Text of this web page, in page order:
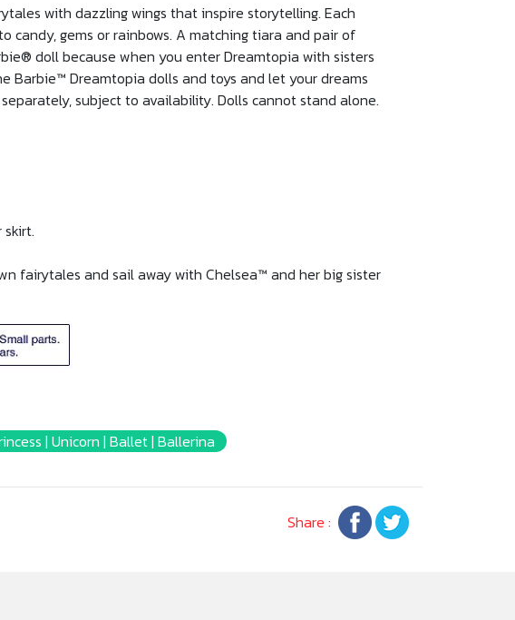
with dazzling wings that inspire storytelling. Each
gems or rainbows. A matching tiara and pair of
doll because when you enter Dreamtopia with sisters
Barbie™ Dreamtopia dolls and toys and let your dreams
subject to availability. Dolls cannot stand alone.
fairytales and sail away with Chelsea™ and her big sister
| Unicorn | Ballet | Ballerina
Share :